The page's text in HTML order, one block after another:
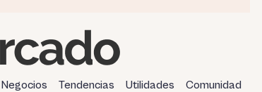
Negocios Tendencias Utilidades Comunidad